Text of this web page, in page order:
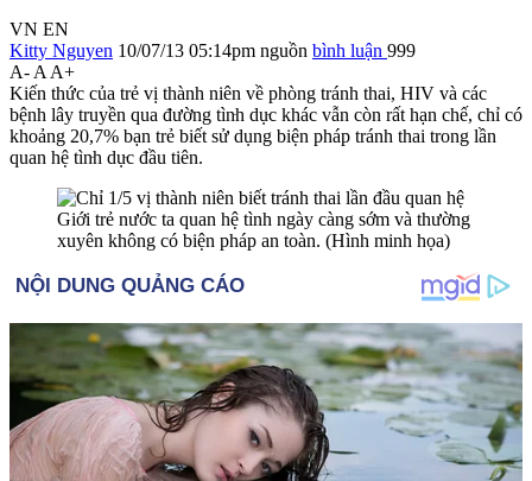
VN EN
Kitty Nguyen 10/07/13 05:14pm nguồn bình luận 999
A- A A+
Kiến thức của trẻ v‌ị thà‌nh niê‌n về phòng tránh thai, HIV và các
bệnh lây truyền qua đường tìn‌ּh dụ‌ּc khác vẫn còn rất hạn chế, chỉ có
khoảng 20,7% bạn trẻ biết sử dụng biện pháp tránh thai trong lần
quan hệ tìn‌ּh dụ‌ּc đầu tiên.
Giới trẻ nước ta quan hệ tình ngày càng sớm và thường
xuyên không có biện pháp an toàn. (Hình minh họa)